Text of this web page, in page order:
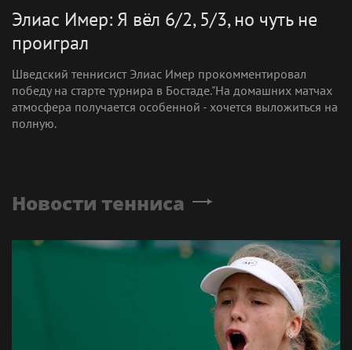
Элиас Имер: Я вёл 6/2, 5/3, но чуть не
проиграл
Шведский теннисист Элиас Имер прокомментировал
победу на старте турнира в Бостаде."На домашних матчах
атмосфера получается особенной - хочется выложиться на
полную.
Новости тенниса